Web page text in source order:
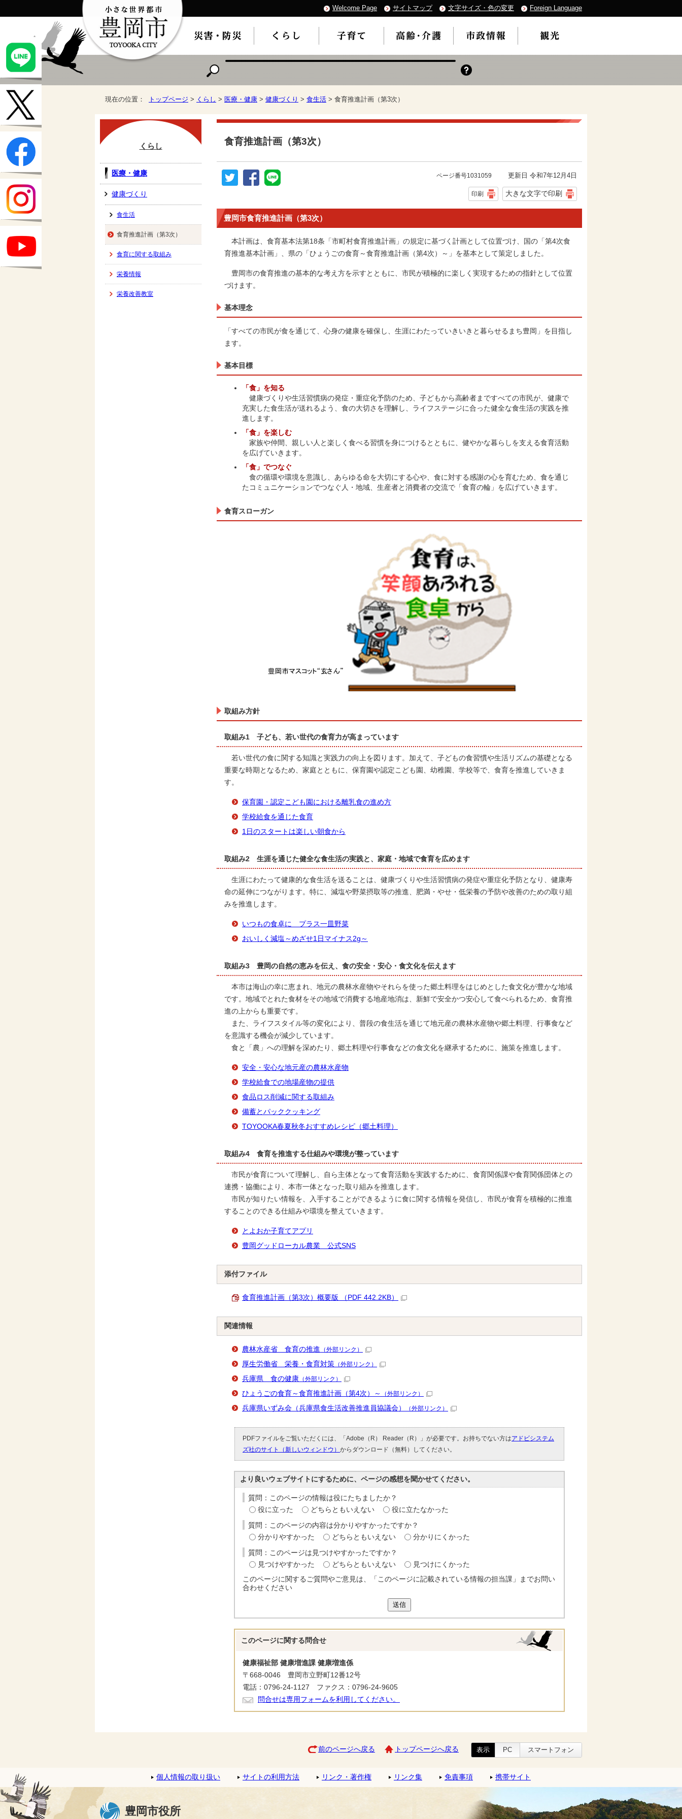
Welcome Page サイトマップ 文字サイズ・色の変更 Foreign Language
現在の位置： トップページ > くらし > 医療・健康 > 健康づくり > 食生活 > 食育推進計画（第3次）
食育推進計画（第3次）
ページ番号1031059 更新日 令和7年12月4日
印刷 大きな文字で印刷
豊岡市食育推進計画（第3次）
本計画は、食育基本法第18条「市町村食育推進計画」の規定に基づく計画として位置づけ、国の「第4次食
育推進基本計画」、県の「ひょうごの食育～食育推進計画（第4次）～」を基本として策定しました。
豊岡市の食育推進の基本的な考え方を示すとともに、市民が積極的に楽しく実現するための指針として位置
づけます。
基本理念
「すべての市民が食を通じて、心身の健康を確保し、生涯にわたっていきいきと暮らせるまち豊岡」を目指し
ます。
基本目標
「食」を知る
健康づくりや生活習慣病の発症・重症化予防のため、子どもから高齢者まですべての市民が、健康で
充実した食生活が送れるよう、食の大切さを理解し、ライフステージに合った健全な食生活の実践を推
進します。
「食」を楽しむ
家族や仲間、親しい人と楽しく食べる習慣を身につけるとともに、健やかな暮らしを支える食育活動
を広げていきます。
「食」でつなぐ
食の循環や環境を意識し、あらゆる命を大切にする心や、食に対する感謝の心を育むため、食を通じ
たコミュニケーションでつなぐ人・地域、生産者と消費者の交流で「食育の輪」を広げていきます。
食育スローガン
取組み方針
取組み1 子ども、若い世代の食育力が高まっています
若い世代の食に関する知識と実践力の向上を図ります。加えて、子どもの食習慣や生活リズムの基礎となる
重要な時期となるため、家庭とともに、保育園や認定こども園、幼稚園、学校等で、食育を推進していきま
す。
保育園・認定こども園における離乳食の進め方
学校給食を通じた食育
1日のスタートは楽しい朝食から
取組み2 生涯を通じた健全な食生活の実践と、家庭・地域で食育を広めます
生涯にわたって健康的な食生活を送ることは、健康づくりや生活習慣病の発症や重症化予防となり、健康寿
命の延伸につながります。特に、減塩や野菜摂取等の推進、肥満・やせ・低栄養の予防や改善のための取り組
みを推進します。
いつもの食卓に プラス一皿野菜
おいしく減塩～めざせ1日マイナス2g～
取組み3 豊岡の自然の恵みを伝え、食の安全・安心・食文化を伝えます
本市は海山の幸に恵まれ、地元の農林水産物やそれらを使った郷土料理をはじめとした食文化が豊かな地域
です。地域でとれた食材をその地域で消費する地産地消は、新鮮で安全かつ安心して食べられるため、食育推
進の上からも重要です。
また、ライフスタイル等の変化により、普段の食生活を通じて地元産の農林水産物や郷土料理、行事食など
を意識する機会が減少しています。
食と「農」への理解を深めたり、郷土料理や行事食などの食文化を継承するために、施策を推進します。
安全・安心な地元産の農林水産物
学校給食での地場産物の提供
食品ロス削減に関する取組み
備蓄とパッククッキング
TOYOOKA春夏秋冬おすすめレシピ（郷土料理）
取組み4 食育を推進する仕組みや環境が整っています
市民が食育について理解し、自ら主体となって食育活動を実践するために、食育関係課や食育関係団体との
連携・協働により、本市一体となった取り組みを推進します。
市民が知りたい情報を、入手することができるように食に関する情報を発信し、市民が食育を積極的に推進
することのできる仕組みや環境を整えていきます。
とよおか子育てアプリ
豊岡グッドローカル農業 公式SNS
添付ファイル
食育推進計画（第3次）概要版 （PDF 442.2KB）
関連情報
農林水産省 食育の推進 （外部リンク）
厚生労働省 栄養・食育対策 （外部リンク）
兵庫県 食の健康 （外部リンク）
ひょうごの食育～食育推進計画（第4次）～ （外部リンク）
兵庫県いずみ会（兵庫県食生活改善推進員協議会） （外部リンク）
PDFファイルをご覧いただくには、「Adobe（R） Reader（R）」が必要です。お持ちでない方はアドビシステム
ズ社のサイト（新しいウィンドウ） からダウンロード（無料）してください。
より良いウェブサイトにするために、ページの感想を聞かせてください。
質問：このページの情報は役にたちましたか？
役に立った
どちらともいえない 役に立たなかった
質問：このページの内容は分かりやすかったですか？
分かりやすかった
どちらともいえない 分かりにくかった
質問：このページは見つけやすかったですか？
見つけやすかった
どちらともいえない
見つけにくかった
このページに関するご質問やご意見は、「このページに記載されている情報の担当課」までお問い
合わせください
送信
このページに関する 問合せ
健康福祉部 健康増進課 健康増進係
〒668-0046 豊岡市立野町12番12号
電話：0796-24-1127 ファクス：0796-24-9605
問合せは専用フォームを利用してください。
くらし
医療・健康
健康づくり
食生活
食育推進計画（第3次）
食育に関する取組み
栄養情報
栄養改善教室
前のページへ戻る トップページへ戻る 表示 PC スマートフォン
個人情報の取り扱い サイトの利用方法 リンク・著作権 リンク集 免責事項 携帯サイト
豊岡市役所